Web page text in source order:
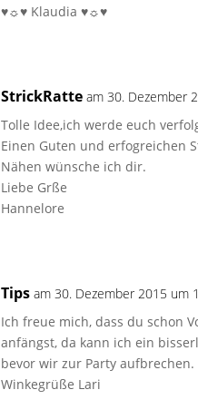
♥☼♥ Klaudia ♥☼♥
StrickRatte am 30. Dezember
Tolle Idee,ich werde euch
Einen Guten und erfogreichen
Nähen wünsche ich dir.
Liebe Grße
Hannelore
Tips am 30. Dezember 2015 um
Ich freue mich, dass du schon
anfängst, da kann ich ein
bevor wir zur Party aufbrechen.
Winkegrüße Lari